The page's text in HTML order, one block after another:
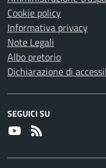
Cookie policy
Informativa privacy
Note Legali
Albo pretorio
Dichiarazione di
SEGUICI SU
Youtube